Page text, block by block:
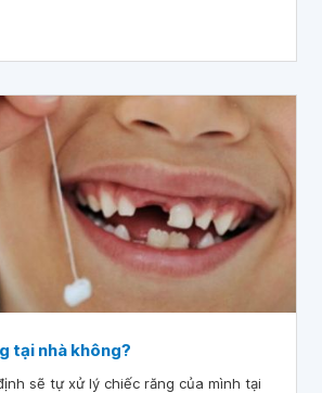
giúp!
tại nhà không?
sẽ tự xử lý chiếc răng của mình tại